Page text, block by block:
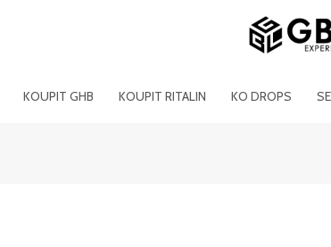
KOUPIT GHB KOUPIT RITALIN KO DROPS